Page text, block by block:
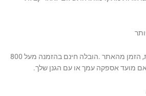
אין צורך לצאת מהבית, הזמן מהאתר .הובלה חינם בהזמנה מעל 800
מועד אספקה עמך או עם הגנן שלך.